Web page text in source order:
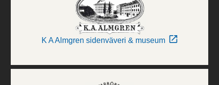
K A Almgren sidenväveri & museum